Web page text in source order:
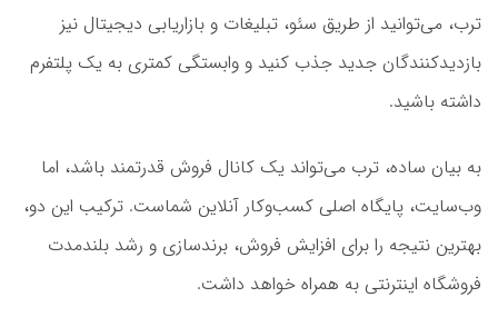
ترب، می‌توانید از طریق سئو، تبلیغات و بازاریابی دیجیتال نیز
بازدیدکنندگان جدید جذب کنید و وابستگی کمتری به یک پلتفرم
داشته باشید.
به بیان ساده، ترب می‌تواند یک کانال فروش قدرتمند باشد، اما
وب‌سایت، پایگاه اصلی کسب‌وکار آنلاین شماست. ترکیب این دو،
بهترین نتیجه را برای افزایش فروش، برندسازی و رشد بلندمدت
فروشگاه اینترنتی به همراه خواهد داشت.